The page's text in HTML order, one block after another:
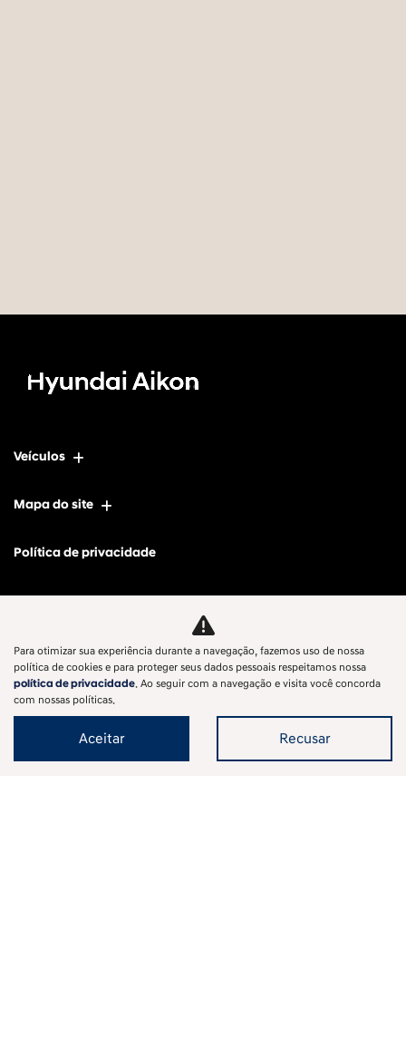
Veículos
Mapa do site
Política de privacidade
No trânsito, enxergar o outro salva vidas.
Para otimizar sua experiência durante a navegação, fazemos uso de nossa
política de cookies e para proteger seus dados pessoais respeitamos nossa
política de privacidade. Ao seguir com a navegação e visita você concorda
com nossas políticas.
Aceitar Recusar